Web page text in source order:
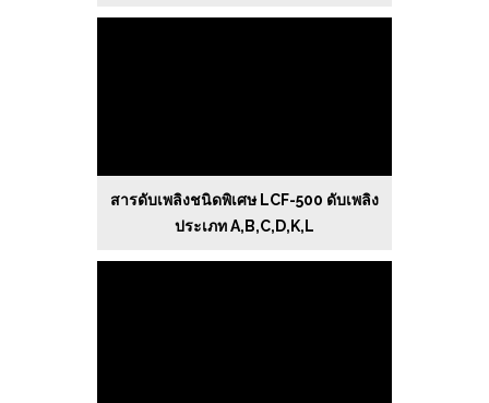
สารดับเพลิงชนิดพิเศษ LCF-500 ดับเพลิง
ประเภท A,B,C,D,K,L